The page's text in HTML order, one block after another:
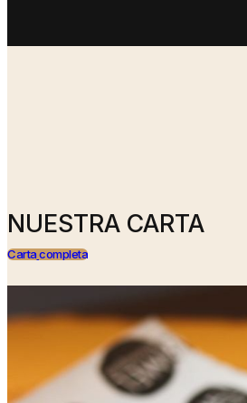
NUESTRA CARTA
Cartacompleta